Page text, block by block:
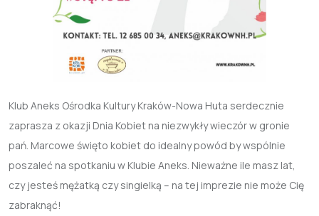
Klub Aneks Ośrodka Kultury Kraków-Nowa Huta serdecznie
zaprasza z okazji Dnia Kobiet na niezwykły wieczór w gronie
pań. Marcowe święto kobiet do idealny powód by wspólnie
poszaleć na spotkaniu w Klubie Aneks. Nieważne ile masz lat,
czy jesteś mężatką czy singielką – na tej imprezie nie może Cię
zabraknąć!